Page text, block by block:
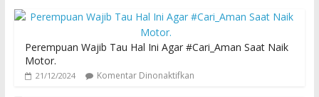
Perempuan Wajib Tau Hal Ini Agar #Cari_Aman Saat Naik
Motor.
21/12/2024 Komentar Dinonaktifkan